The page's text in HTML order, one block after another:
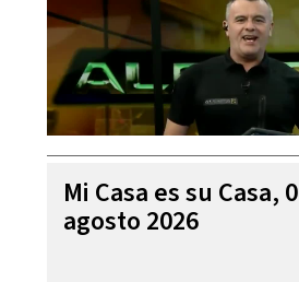
Mi Casa es su Casa,
agosto 2026